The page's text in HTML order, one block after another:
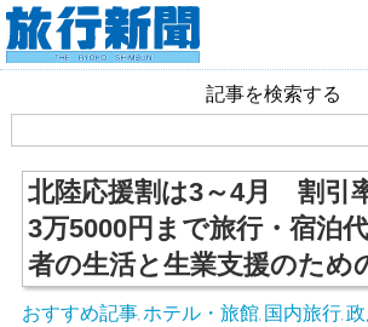
記事を検索する
北陸応援割は3～4月 割引
3万5000円まで旅行・宿泊
者の生活と生業支援のため
おすすめ記事, ホテル・旅館 国内旅行